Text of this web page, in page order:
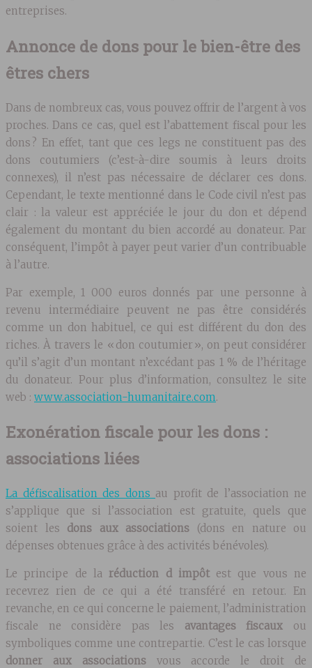
entreprises.
Annonce de dons pour le bien-être des
êtres chers
Dans de nombreux cas, vous pouvez offrir de l’argent à vos
proches. Dans ce cas, quel est l’abattement fiscal pour les
dons ? En effet, tant que ces legs ne constituent pas des
dons coutumiers (c’est-à-dire soumis à leurs droits
connexes), il n’est pas nécessaire de déclarer ces dons.
Cependant, le texte mentionné dans le Code civil n’est pas
clair : la valeur est appréciée le jour du don et dépend
également du montant du bien accordé au donateur. Par
conséquent, l’impôt à payer peut varier d’un contribuable
à l’autre.
Par exemple, 1 000 euros donnés par une personne à
revenu intermédiaire peuvent ne pas être considérés
comme un don habituel, ce qui est différent du don des
riches. À travers le « don coutumier », on peut considérer
qu’il s’agit d’un montant n’excédant pas 1 % de l’héritage
du donateur. Pour plus d’information, consultez le site
web : www.association-humanitaire.com.
Exonération fiscale pour les dons :
associations liées
La défiscalisation des dons au profit de l’association ne
s’applique que si l’association est gratuite, quels que
soient les dons aux associations (dons en nature ou
dépenses obtenues grâce à des activités bénévoles).
Le principe de laréduction d impôtest que vous ne
recevrez rien de ce qui a été transféré en retour. En
revanche, en ce qui concerne le paiement, l’administration
fiscale ne considère pas les avantages fiscaux ou
symboliques comme une contrepartie. C’est le cas lorsque
donner aux associationsvous accorde le droit de